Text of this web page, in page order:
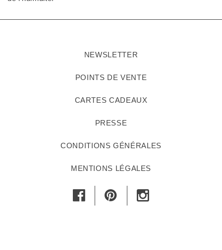
NEWSLETTER
POINTS DE VENTE
CARTES CADEAUX
PRESSE
CONDITIONS GÉNÉRALES
MENTIONS LÉGALES